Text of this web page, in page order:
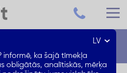
LV
informē, ka šajā tīmekļa
obligātās, analītiskās, mērķa